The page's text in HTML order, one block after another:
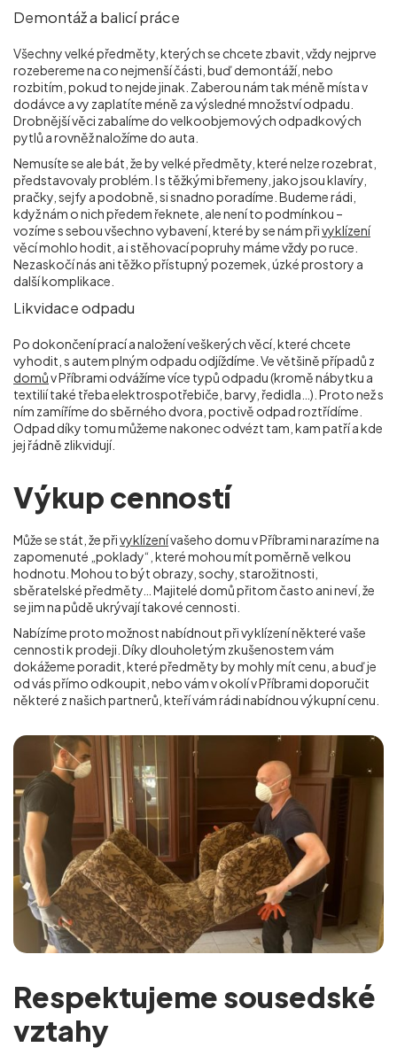
Demontáž a balicí práce
Všechny velké předměty, kterých se chcete zbavit, vždy nejprve
rozebereme na co nejmenší části, buď demontáží, nebo
rozbitím, pokud to nejde jinak. Zaberou nám tak méně místa v
dodávce a vy zaplatíte méně za výsledné množství odpadu.
Drobnější věci zabalíme do velkoobjemových odpadkových
pytlů a rovněž naložíme do auta.
Nemusíte se ale bát, že by velké předměty, které nelze rozebrat,
představovaly problém. I s těžkými břemeny, jako jsou klavíry,
pračky, sejfy a podobně, si snadno poradíme. Budeme rádi,
když nám o nich předem řeknete, ale není to podmínkou –
vozíme s sebou všechno vybavení, které by se nám přivyklízení
věcí mohlo hodit, a i stěhovací popruhy máme vždy po ruce.
Nezaskočí nás ani těžko přístupný pozemek, úzké prostory a
další komplikace.
Likvidace odpadu
Po dokončení prací a naložení veškerých věcí, které chcete
vyhodit, s autem plným odpadu odjíždíme. Ve většině případů z
domův Příbrami odvážíme více typů odpadu (kromě nábytku a
textilií také třeba elektrospotřebiče, barvy, ředidla…). Proto než s
ním zamíříme do sběrného dvora, poctivě odpad roztřídíme.
Odpad díky tomu můžeme nakonec odvézt tam, kam patří a kde
jej řádně zlikvidují.
Výkup cenností
Může se stát, že přivyklízenívašeho domu v Příbrami narazíme na
zapomenuté „poklady“, které mohou mít poměrně velkou
hodnotu. Mohou to být obrazy, sochy, starožitnosti,
sběratelské předměty… Majitelé domů přitom často ani neví, že
se jim na půdě ukrývají takové cennosti.
Nabízíme proto možnost nabídnout při vyklízení některé vaše
cennosti k prodeji. Díky dlouholetým zkušenostem vám
dokážeme poradit, které předměty by mohly mít cenu, a buď je
od vás přímo odkoupit, nebo vám v okolív Příbrami doporučit
některé z našich partnerů, kteří vám rádi nabídnou výkupní cenu.
Respektujeme sousedské
vztahy